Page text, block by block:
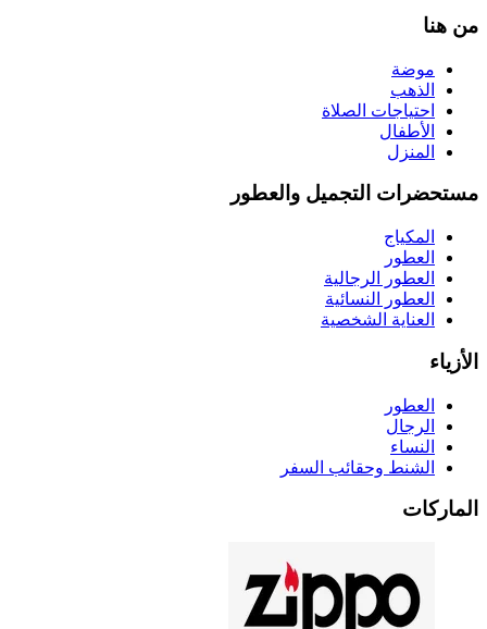
من هنا
موضة
الذهب
احتياجات الصلاة
الأطفال
المنزل
مستحضرات التجميل والعطور
المكياج
العطور
العطور الرجالية
العطور النسائية
العناية الشخصية
الأزياء
العطور
الرجال
النساء
الشنط وحقائب السفر
الماركات